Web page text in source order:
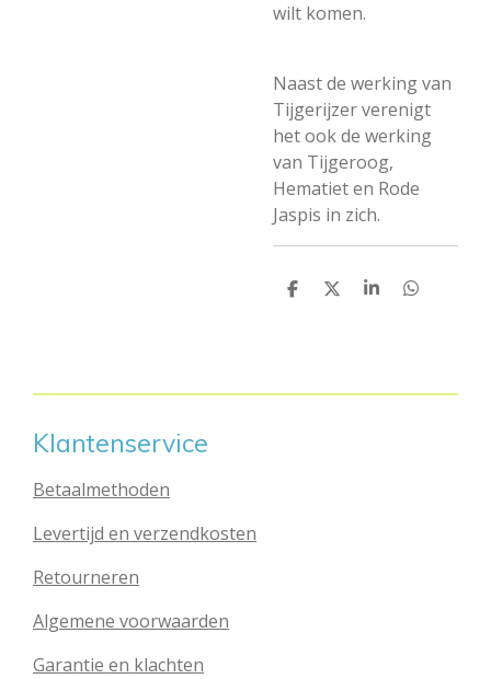
wilt komen.
Naast de werking van
Tijgerijzer verenigt
het ook de werking
van Tijgeroog,
Hematiet en Rode
Jaspis in zich.
D
D
S
D
Klantenservice
Betaalmethoden
Levertijd en verzendkosten
Retourneren
Algemene voorwaarden
Garantie en klachten